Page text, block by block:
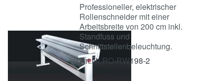
Professioneller, elektrischer
Rollenschneider mit einer
Arbeitsbreite von 200 cm inkl.
Standfuss und
Schnittstellenbeleuchtung.
Art.Nr.RO-RW198-2